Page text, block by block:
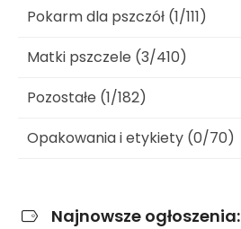
Pokarm dla pszczół (1/111)
Matki pszczele (3/410)
Pozostałe (1/182)
Opakowania i etykiety (0/70)
Najnowsze ogłoszenia: